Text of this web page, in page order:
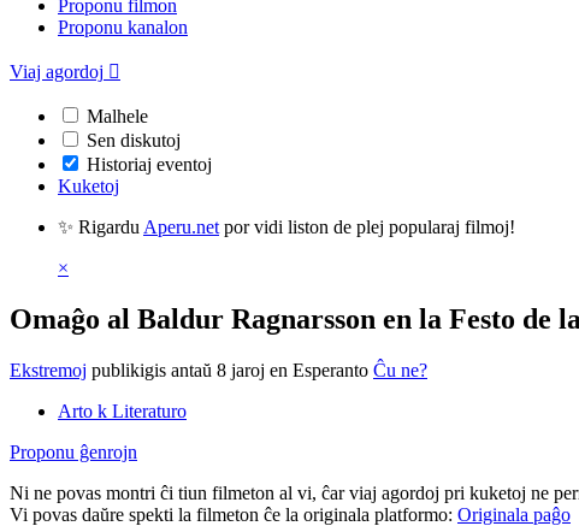
Proponu filmon
Proponu kanalon
Viaj agordoj 
Malhele
Sen diskutoj
Historiaj eventoj
Kuketoj
✨ Rigardu Aperu.net por vidi liston de plej popularaj filmoj!
×
Omaĝo al Baldur Ragnarsson en la Festo
Ekstremoj publikigis antaŭ 8 jaroj en Esperanto Ĉu ne?
Arto k Literaturo
Proponu ĝenrojn
Ni ne povas montri ĉi tiun filmeton al vi, ĉar viaj agordoj pri kuketoj ne
Vi povas daŭre spekti la filmeton ĉe la originala platformo: Originala paĝo